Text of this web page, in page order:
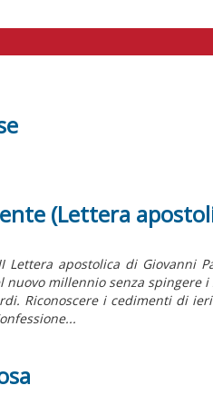
(Lettera
Lettera apostolica di Giovanni
millennio senza spingere
Riconoscere i cedimenti di